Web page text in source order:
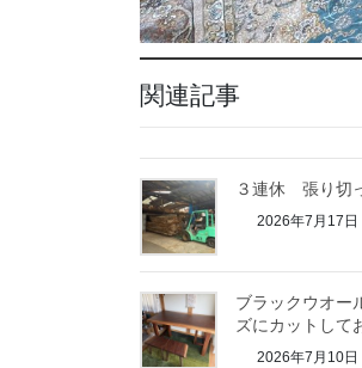
関連記事
３連休 張り切
2026年7月17日
ブラックウオー
ズにカットして
2026年7月10日